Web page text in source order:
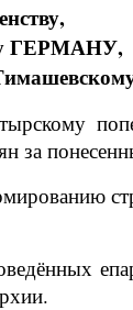
ГЕРМАНУ,
за